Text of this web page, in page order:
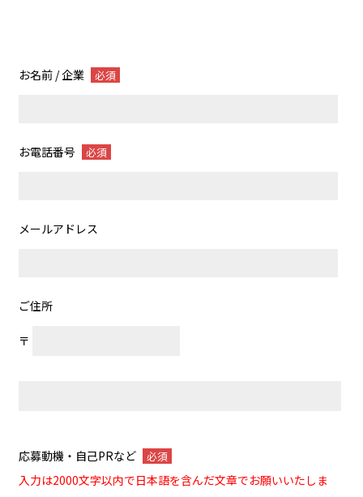
お名前 / 企業 必須
お電話番号 必須
メールアドレス
ご住所
〒
応募動機・自己PRなど 必須
入力は2000文字以内で日本語を含んだ文章でお願いいたしま